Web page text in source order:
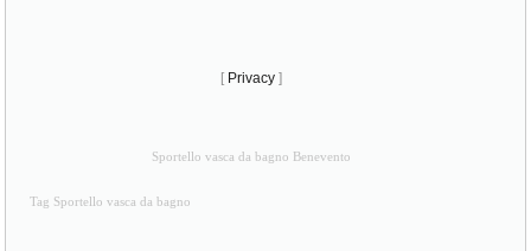
[ Privacy ]
Sportello vasca da bagno Benevento
Tag Sportello vasca da bagno